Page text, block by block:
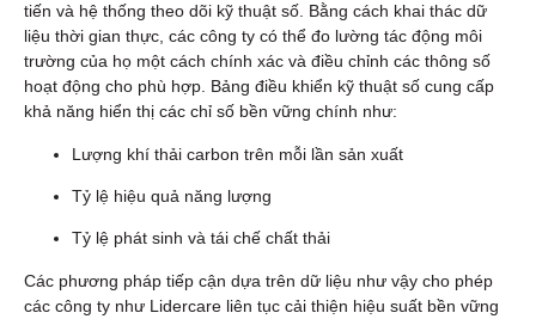
tiến và hệ thống theo dõi kỹ thuật số. Bằng cách khai thác dữ
liệu thời gian thực, các công ty có thể đo lường tác động môi
trường của họ một cách chính xác và điều chỉnh các thông số
hoạt động cho phù hợp. Bảng điều khiển kỹ thuật số cung cấp
khả năng hiển thị các chỉ số bền vững chính như:
Lượng khí thải carbon trên mỗi lần sản xuất
Tỷ lệ hiệu quả năng lượng
Tỷ lệ phát sinh và tái chế chất thải
Các phương pháp tiếp cận dựa trên dữ liệu như vậy cho phép
các công ty như Lidercare liên tục cải thiện hiệu suất bền vững